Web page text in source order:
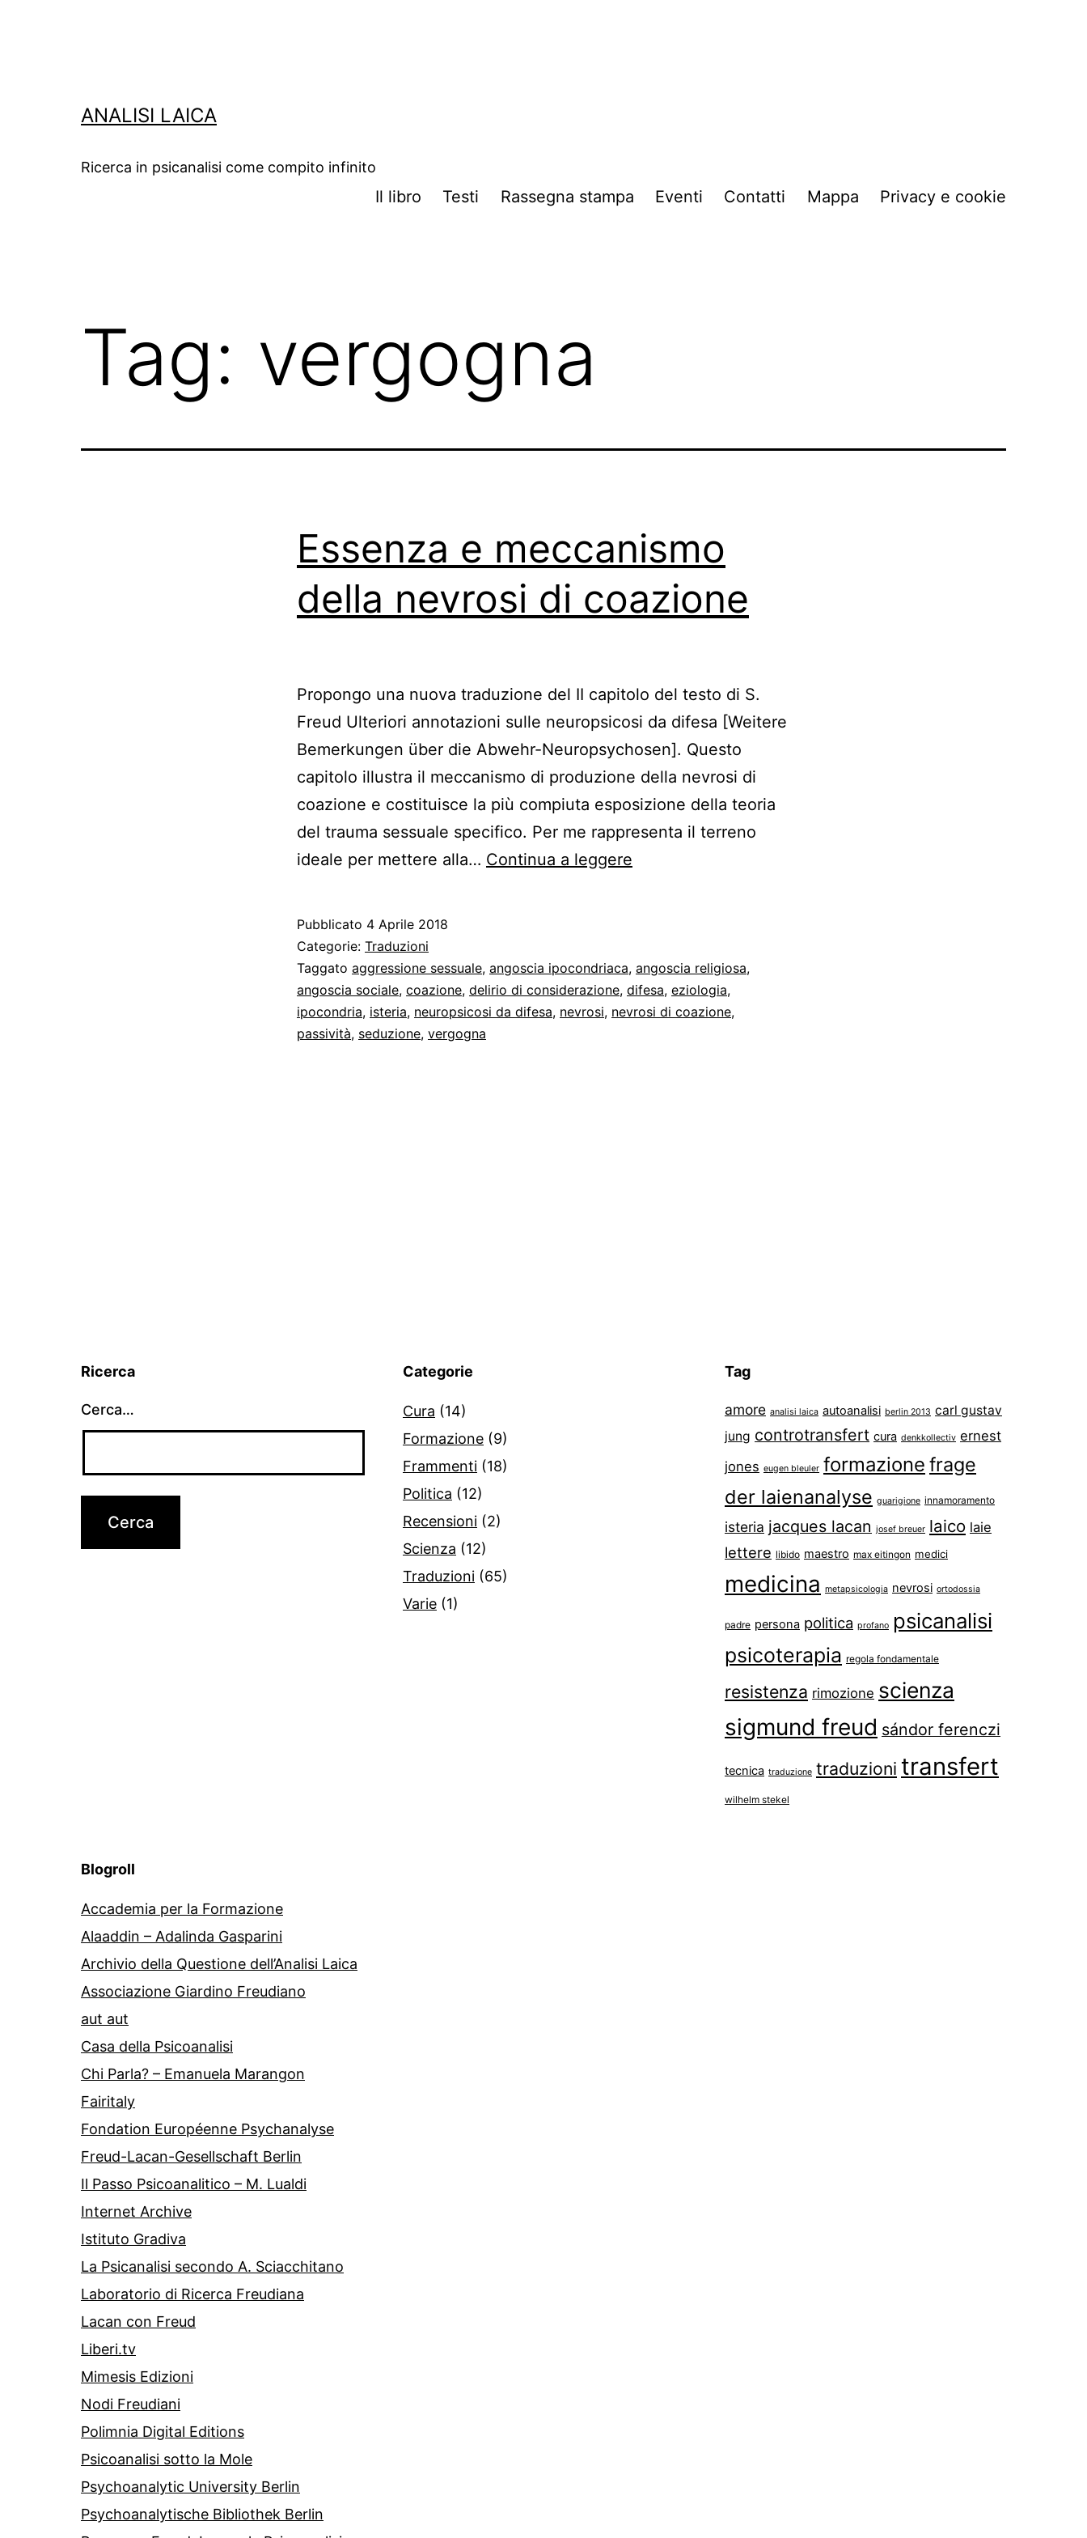
ANALISI LAICA
Ricerca in psicanalisi come compito infinito
Il libro Testi Rassegna stampa Eventi Contatti Mappa Privacy e cookie
Tag: vergogna
Essenza e meccanismo
della nevrosi di coazione
Propongo una nuova traduzione del II capitolo del testo di S.
Freud Ulteriori annotazioni sulle neuropsicosi da difesa [Weitere
Bemerkungen über die Abwehr-Neuropsychosen]. Questo
capitolo illustra il meccanismo di produzione della nevrosi di
coazione e costituisce la più compiuta esposizione della teoria
del trauma sessuale specifico. Per me rappresenta il terreno
ideale per mettere alla… Continua a leggere
nevrosi
di
coazione
Pubblicato 4 Aprile 2018
Categorie: Traduzioni
Taggato aggressione sessuale, angoscia ipocondriaca, angoscia religiosa,
angoscia sociale, coazione, delirio di considerazione, difesa, eziologia,
ipocondria, isteria, neuropsicosi da difesa, nevrosi, nevrosi di coazione,
passività, seduzione, vergogna
Ricerca
Cerca…
Categorie
Cura (14)
Formazione (9)
Frammenti (18)
Politica (12)
Recensioni (2)
Scienza (12)
Traduzioni (65)
Varie (1)
Tag
amore analisi laica autoanalisi berlin 2013 carl gustav
jung controtransfert cura denkkollectiv ernest
jones eugen bleuler formazione frage
der laienanalyse guarigione innamoramento
isteria jacques lacan josef breuer laico laie
lettere libido maestro max eitingon medici
medicina metapsicologia nevrosi ortodossia
padre persona politica profano psicanalisi
psicoterapia regola fondamentale
resistenza rimozione scienza
sigmund freud sándor ferenczi
tecnica traduzione traduzioni transfert
wilhelm stekel
Blogroll
Accademia per la Formazione
Alaaddin – Adalinda Gasparini
Archivio della Questione dell’Analisi Laica
Associazione Giardino Freudiano
aut aut
Casa della Psicoanalisi
Chi Parla? – Emanuela Marangon
Fairitaly
Fondation Européenne Psychanalyse
Freud-Lacan-Gesellschaft Berlin
Il Passo Psicoanalitico – M. Lualdi
Internet Archive
Istituto Gradiva
La Psicanalisi secondo A. Sciacchitano
Laboratorio di Ricerca Freudiana
Lacan con Freud
Liberi.tv
Mimesis Edizioni
Nodi Freudiani
Polimnia Digital Editions
Psicoanalisi sotto la Mole
Psychoanalytic University Berlin
Psychoanalytische Bibliothek Berlin